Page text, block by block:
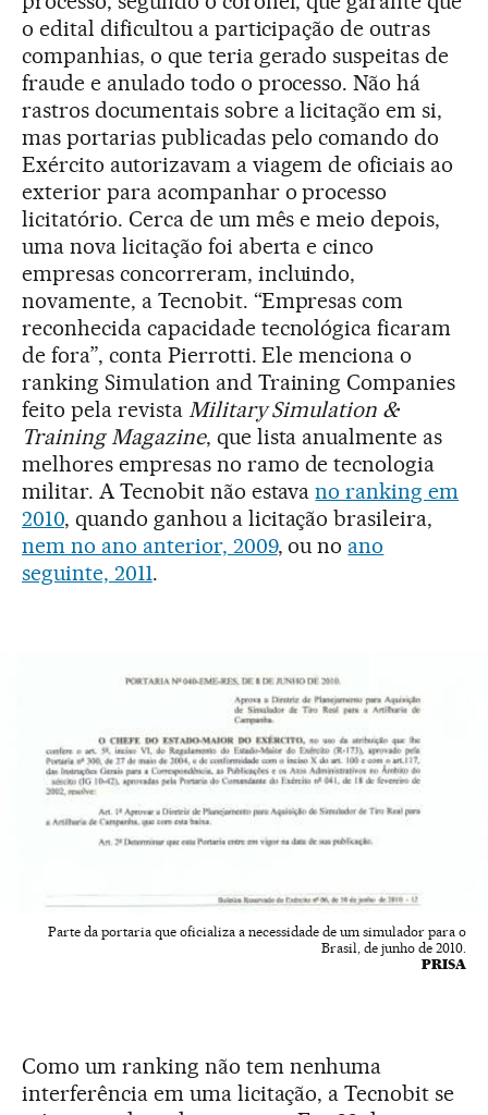
o edital dificultou a participação de outras
companhias, o que teria gerado suspeitas de
fraude e anulado todo o processo. Não há
rastros documentais sobre a licitação em si,
mas portarias publicadas pelo comando do
Exército autorizavam a viagem de oficiais ao
exterior para acompanhar o processo
licitatório. Cerca de um mês e meio depois,
uma nova licitação foi aberta e cinco
empresas concorreram, incluindo,
novamente, a Tecnobit. “Empresas com
reconhecida capacidade tecnológica ficaram
de fora”, conta Pierrotti. Ele menciona o
ranking Simulation and Training Companies
feito pela revista Military Simulation &
Training Magazine, que lista anualmente as
melhores empresas no ramo de tecnologia
militar. A Tecnobit não estavano ranking em
2010, quando ganhou a licitação brasileira,
nem no ano anterior, 2009, ou no ano
seguinte, 2011.
Parte da portaria que oficializa a necessidade de um simulador para o
Brasil, de junho de 2010.
PRISA
Como um ranking não tem nenhuma
interferência em uma licitação, a Tecnobit se